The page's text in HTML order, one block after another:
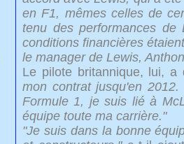
en F1, mêmes celles de
tenu des performances
conditions financières
le manager de Lewis,
Le pilote britannique, lui, a
mon contrat jusqu'en
Formule 1, je suis lié à
équipe toute ma carrière."
"Je suis dans la bonne